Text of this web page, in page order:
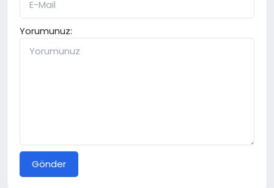
Yorumunuz:
Gönder